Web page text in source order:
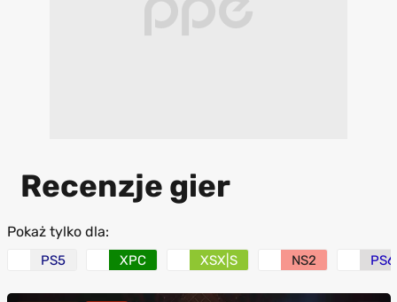
Recenzje gier
Pokaż tylko dla:
PS5 XPC XSX|S NS2 PS6